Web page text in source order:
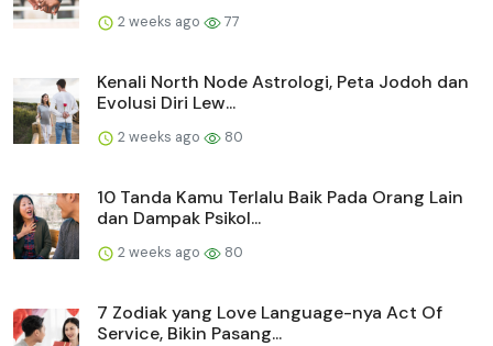
2 weeks ago 77
Kenali North Node Astrologi, Peta Jodoh dan
Evolusi Diri Lew...
2 weeks ago 80
10 Tanda Kamu Terlalu Baik Pada Orang Lain
dan Dampak Psikol...
2 weeks ago 80
7 Zodiak yang Love Language-nya Act Of
Service, Bikin Pasang...